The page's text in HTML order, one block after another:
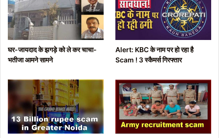
u
p
e
g
e
घर-जायदाद के झगड़े को ले कर चाचा-
भतीजा आमने सामने
Alert: KBC के नाम पर हो रहा है
Scam ! 3 स्कैमर्स गिरफ्तार